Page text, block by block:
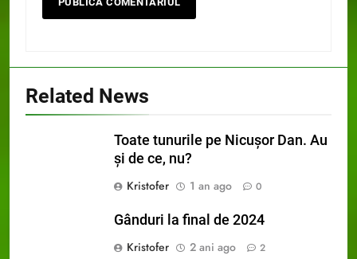
Related News
Toate tunurile pe Nicușor Dan. Au
și de ce, nu?
Kristofer
1 an ago 0
Gânduri la final de 2024
Kristofer
2 ani ago 2